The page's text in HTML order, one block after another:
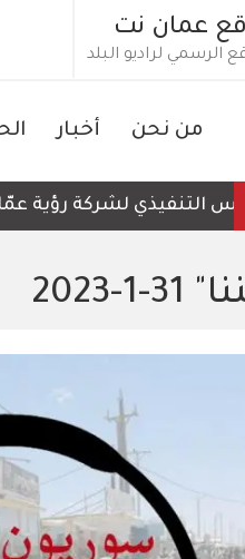
عمان نت
الرسمي لراديو البلد
من نحن أخبار
لشركة رؤية عمّان